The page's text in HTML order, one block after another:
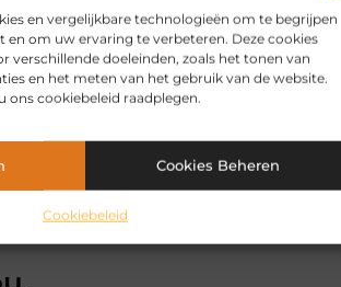
en vergelijkbare technologieën om te begrijpen
en om uw ervaring te verbeteren. Deze cookies
verschillende doeleinden, zoals het tonen van
en het meten van het gebruik van de website.
ons cookiebeleid raadplegen.
Cookies Beheren
Cookiebeleid
naar Amerika? ▼